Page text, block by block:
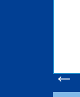
←